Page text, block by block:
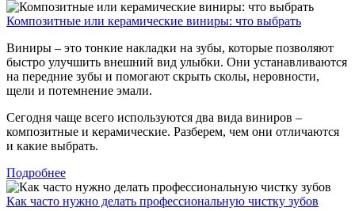
Композитные или керамические виниры: что выбрать
Виниры – это тонкие накладки на зубы, которые позволяют
быстро улучшить внешний вид улыбки. Они устанавливаются
на передние зубы и помогают скрыть сколы, неровности,
щели и потемнение эмали.
Сегодня чаще всего используются два вида виниров –
композитные и керамические. Разберем, чем они отличаются
и какие выбрать.
Подробнее
Как часто нужно делать профессиональную чистку зубов